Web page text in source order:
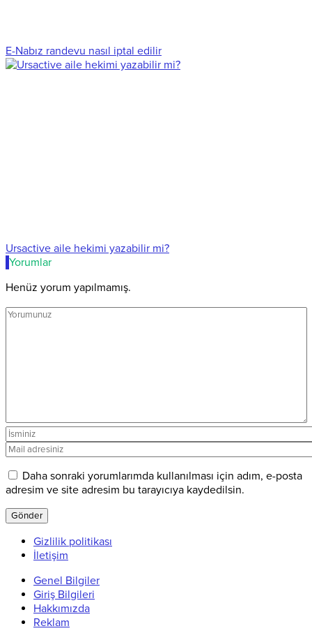
E-Nabız randevu nasıl iptal edilir
Ursactive aile hekimi yazabilir mi?
Yorumlar
Henüz yorum yapılmamış.
Daha sonraki yorumlarımda kullanılması için adım, e-posta
adresim ve site adresim bu tarayıcıya kaydedilsin.
Gizlilik politikası
İletişim
Genel Bilgiler
Giriş Bilgileri
Hakkımızda
Reklam